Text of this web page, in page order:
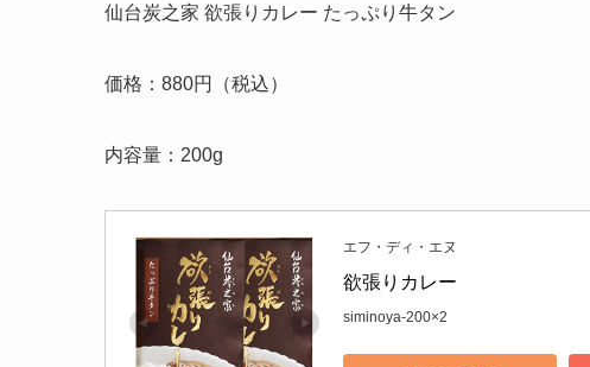
仙台炭之家 欲張りカレー たっぷり牛タン
価格：880円（税込）
内容量：200g
エフ・ディ・エヌ
欲張りカレー
siminoya-200×2